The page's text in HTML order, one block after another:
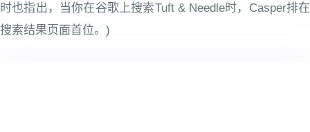
时也指出，当你在谷歌上搜索Tuft & Needle时，Casper排在
搜索结果页面首位。)